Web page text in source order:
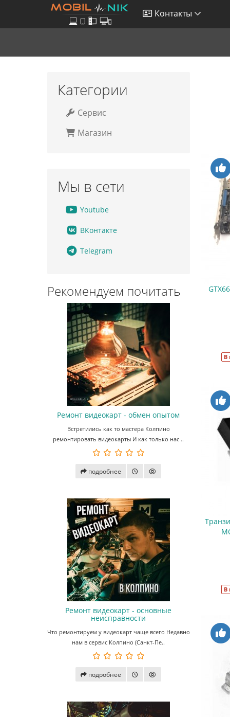
Контакты
Категории
Сервис
Магазин
Мы в сети
Youtube
ВКонтакте
Telegram
Рекомендуем почитать
Ремонт видеокарт - обмен опытом
Встретились как то мастера Колпино
ремонтировать видеокарты И как только нас ..
подробнее
Ремонт видеокарт - основные
неисправности
Что ремонтируем у видеокарт чаще всего Недавно
нам в сервис Колпино (Санкт-Пе..
подробнее
В
В